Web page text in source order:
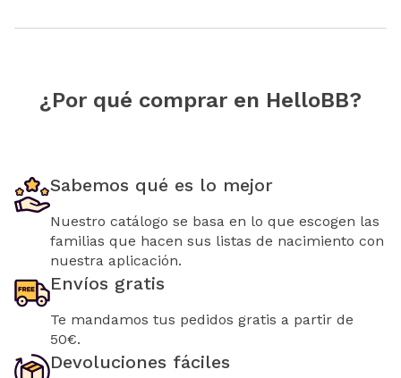
¿Por qué comprar en HelloBB?
Sabemos qué es lo mejor
Nuestro catálogo se basa en lo que escogen las
familias que hacen sus listas de nacimiento con
nuestra aplicación.
Envíos gratis
Te mandamos tus pedidos gratis a partir de
50€.
Devoluciones fáciles